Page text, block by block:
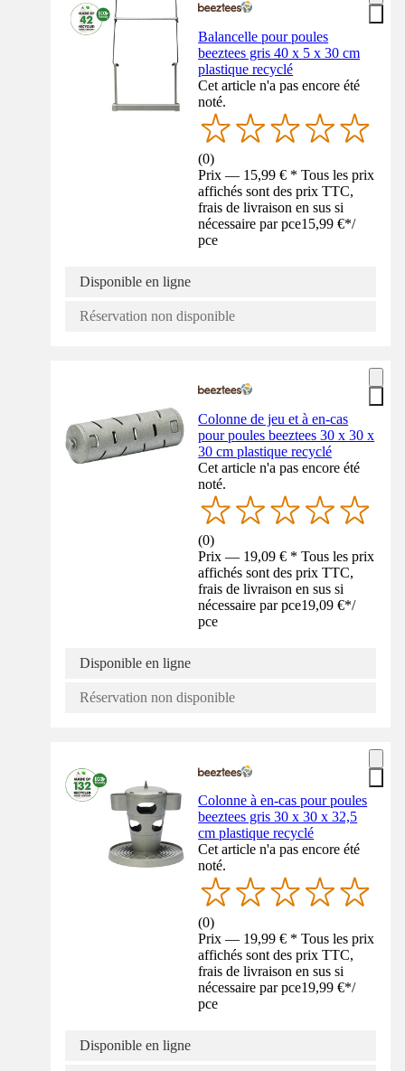
Balancelle pour poules
beeztees gris 40 x 5 x 30 cm
plastique recyclé
Cet article n'a pas encore été
noté.
(0)
Prix — 15,99 € * Tous les prix
affichés sont des prix TTC,
frais de livraison en sus si
nécessaire par pce15,99 €*/
pce
Disponible en ligne
Réservation non disponible
Colonne de jeu et à en-cas
pour poules beeztees 30 x 30 x
30 cm plastique recyclé
Cet article n'a pas encore été
noté.
(0)
Prix — 19,09 € * Tous les prix
affichés sont des prix TTC,
frais de livraison en sus si
nécessaire par pce19,09 €*/
pce
Disponible en ligne
Réservation non disponible
Colonne à en-cas pour poules
beeztees gris 30 x 30 x 32,5
cm plastique recyclé
Cet article n'a pas encore été
noté.
(0)
Prix — 19,99 € * Tous les prix
affichés sont des prix TTC,
frais de livraison en sus si
nécessaire par pce19,99 €*/
pce
Disponible en ligne